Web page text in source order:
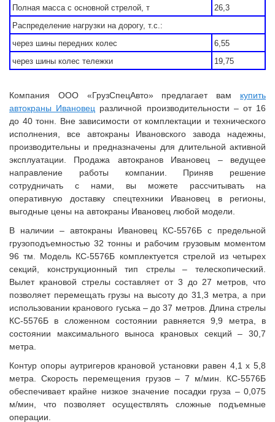
Полная масса с основной стрелой, т
26,3
Распределение нагрузки на дорогу, т.с.:
через шины передних колес
6,55
через шины колес тележки
19,75
Компания ООО «ГрузСпецАвто» предлагает вам купить
автокраны Ивановец различной производительности – от 16
до 40 тонн. Вне зависимости от комплектации и технического
исполнения, все автокраны Ивановского завода надежны,
производительны и предназначены для длительной активной
эксплуатации. Продажа автокранов Ивановец – ведущее
направление работы компании. Приняв решение
сотрудничать с нами, вы можете рассчитывать на
оперативную доставку спецтехники Ивановец в регионы,
выгодные цены на автокраны Ивановец любой модели.
В наличии – автокраны Ивановец КС-5576Б с предельной
грузоподъемностью 32 тонны и рабочим грузовым моментом
96 тм. Модель КС-5576Б комплектуется стрелой из четырех
секций, конструкционный тип стрелы – телескопический.
Вылет крановой стрелы составляет от 3 до 27 метров, что
позволяет перемещать грузы на высоту до 31,3 метра, а при
использовании кранового гуська – до 37 метров. Длина стрелы
КС-5576Б в сложенном состоянии равняется 9,9 метра, в
состоянии максимального выноса крановых секций – 30,7
метра.
Контур опоры аутригеров крановой установки равен 4,1 x 5,8
метра. Скорость перемещения грузов – 7 м/мин. КС-5576Б
обеспечивает крайне низкое значение посадки груза – 0,075
м/мин, что позволяет осуществлять сложные подъемные
операции.